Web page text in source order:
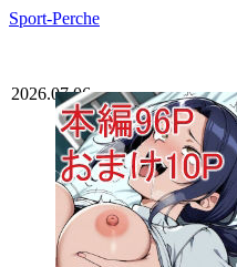
Sport-Perche
2026.07.06